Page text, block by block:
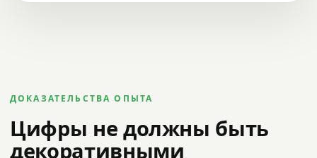
ДОКАЗАТЕЛЬСТВА ОПЫТА
Цифры не должны быть
декоративными